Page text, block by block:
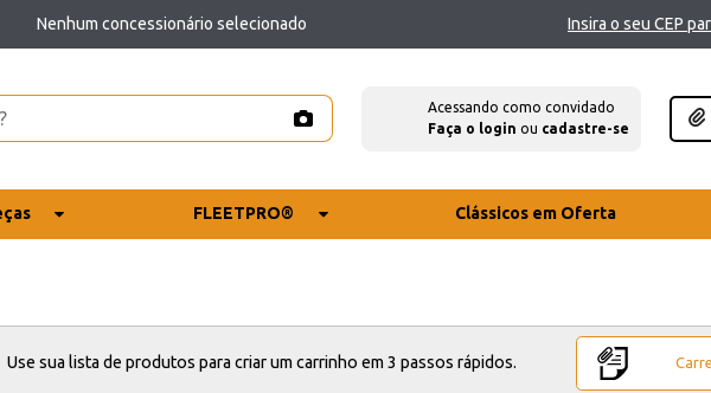
Nenhum concessionário selecionado Insira o seu CEP
Acessando como convidado
Faça o login ou cadastre-se
FLEETPRO® Clássicos em Oferta
Use sua lista de produtos para criar um carrinho em 3 passos rápidos.